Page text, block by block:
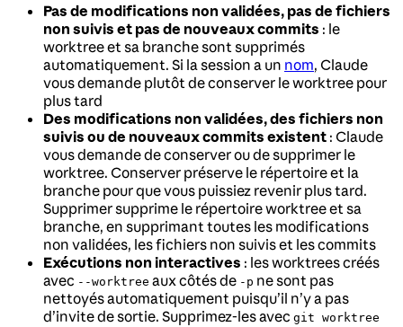
Pas de modifications non validées, pas de fichiers
non suivis et pas de nouveaux commits : le
worktree et sa branche sont supprimés
automatiquement. Si la session a un nom, Claude
vous demande plutôt de conserver le worktree pour
plus tard
Des modifications non validées, des fichiers non
suivis ou de nouveaux commits existent : Claude
vous demande de conserver ou de supprimer le
worktree. Conserver préserve le répertoire et la
branche pour que vous puissiez revenir plus tard.
Supprimer supprime le répertoire worktree et sa
branche, en supprimant toutes les modifications
non validées, les fichiers non suivis et les commits
Exécutions non interactives : les worktrees créés
avec --worktree aux côtés de -p ne sont pas
nettoyés automatiquement puisqu’il n’y a pas
d’invite de sortie. Supprimez-les avec git worktree